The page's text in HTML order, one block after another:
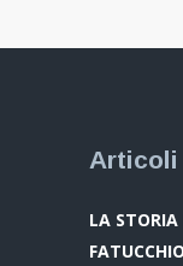
Articoli
LA
FATUCCHIO